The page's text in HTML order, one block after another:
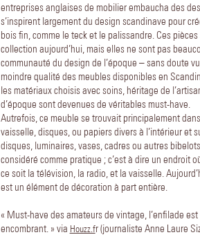
entreprises anglaises de mobilier embaucha des
s’inspirent largement du design scandinave pour
bois fin, comme le teck et le palissandre. Ces
collection aujourd’hui, mais elles ne sont pas
communauté du design de l’époque – sans doute
moindre qualité des meubles disponibles en
les matériaux choisis avec soins, héritage de
d’époque sont devenues de véritables must-have.
Autrefois, ce meuble se trouvait principalement
vaisselle, disques, ou papiers divers à l’intérieur et
disques, luminaires, vases, cadres ou autres
considéré comme pratique ; c’est à dire un endroit
ce soit la télévision, la radio, et la vaisselle.
est un élément de décoration à part entière.
« Must-have des amateurs de vintage, l’enfilade
encombrant. » via Houzz.fr (journaliste Anne Laure